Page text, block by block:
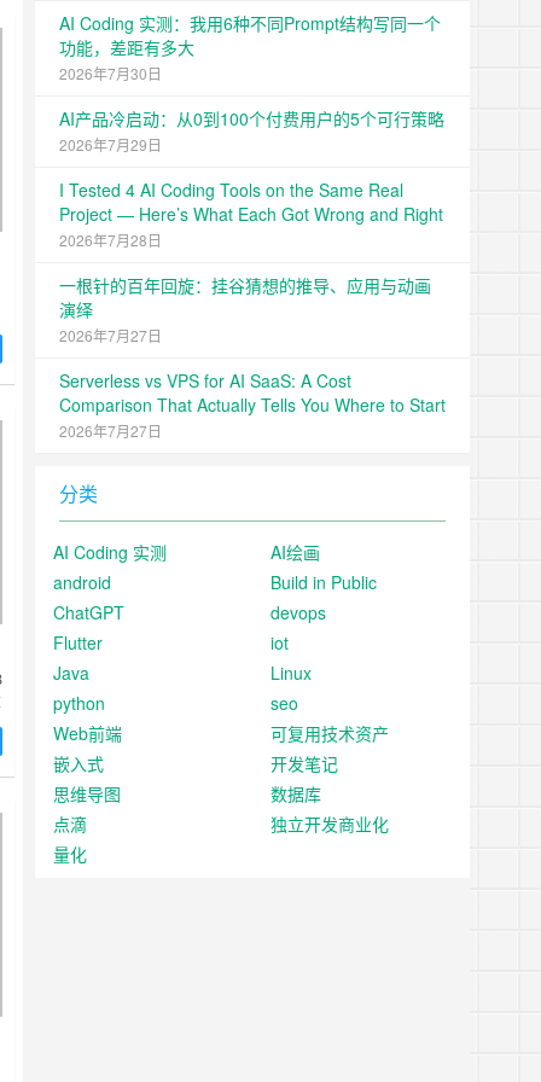
AI Coding 实测：我用6种不同Prompt结构写同一个
功能，差距有多大
2026年7月30日
AI产品冷启动：从0到100个付费用户的5个可行策略
2026年7月29日
I Tested 4 AI Coding Tools on the Same Real
Project — Here’s What Each Got Wrong and Right
2026年7月28日
一根针的百年回旋：挂谷猜想的推导、应用与动画
演绎
2026年7月27日
Serverless vs VPS for AI SaaS: A Cost
Comparison That Actually Tells You Where to Start
2026年7月27日
分类
AI Coding 实测
AI绘画
android
Build in Public
ChatGPT
devops
Flutter
iot
Java
Linux
python
seo
Web前端
可复用技术资产
嵌入式
开发笔记
思维导图
数据库
点滴
独立开发商业化
量化